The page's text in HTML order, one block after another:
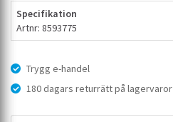
Specifikation
Artnr: 8593775
Trygg e-handel
180 dagars returrätt på lagervaror